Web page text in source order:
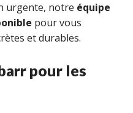
urgente, notre équipe
pour vous
et durables.
pour les